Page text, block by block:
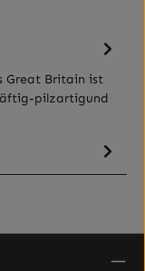
Great Britain ist
pilzartigund